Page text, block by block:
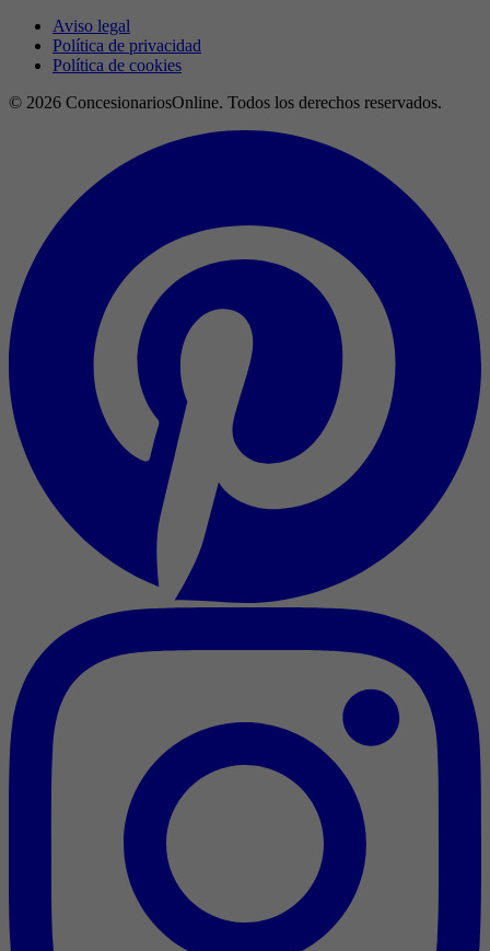
Aviso legal
Política de privacidad
Política de cookies
© 2026 ConcesionariosOnline. Todos los derechos reservados.